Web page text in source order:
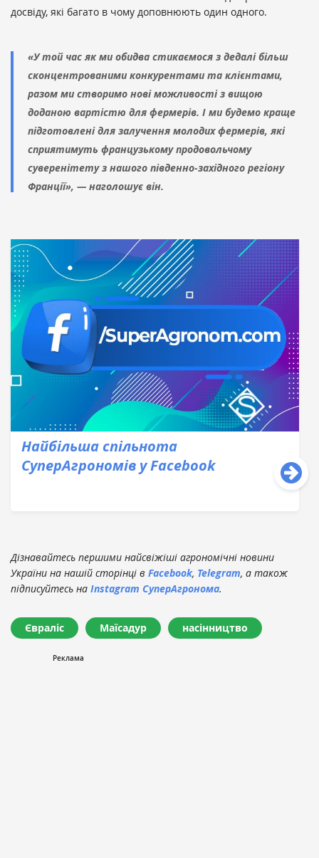
досвіду, які багато в чому доповнюють один одного.
«У той час як ми обидва стикаємося з дедалі більш
сконцентрованими конкурентами та клієнтами,
разом ми створимо нові можливості з вищою
доданою вартістю для фермерів. І ми будемо краще
підготовлені для залучення молодих фермерів, які
сприятимуть французькому продовольчому
суверенітету з нашого південно-західного регіону
Франції», — наголошує він.
Найбільша спільнота
СуперАгрономів у Facebook
Дізнавайтесь першими найсвіжіші агрономічні новини
України на нашій сторінці в Facebook, Telegram, а також
підписуйтесь на Instagram СуперАгронома.
Євраліс Маїсадур насінництво